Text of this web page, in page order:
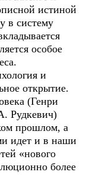
истиной
в систему
особое
и
открытие.
(Генри
Рудкевич)
прошлом, а
идет и в наши
«нового
более